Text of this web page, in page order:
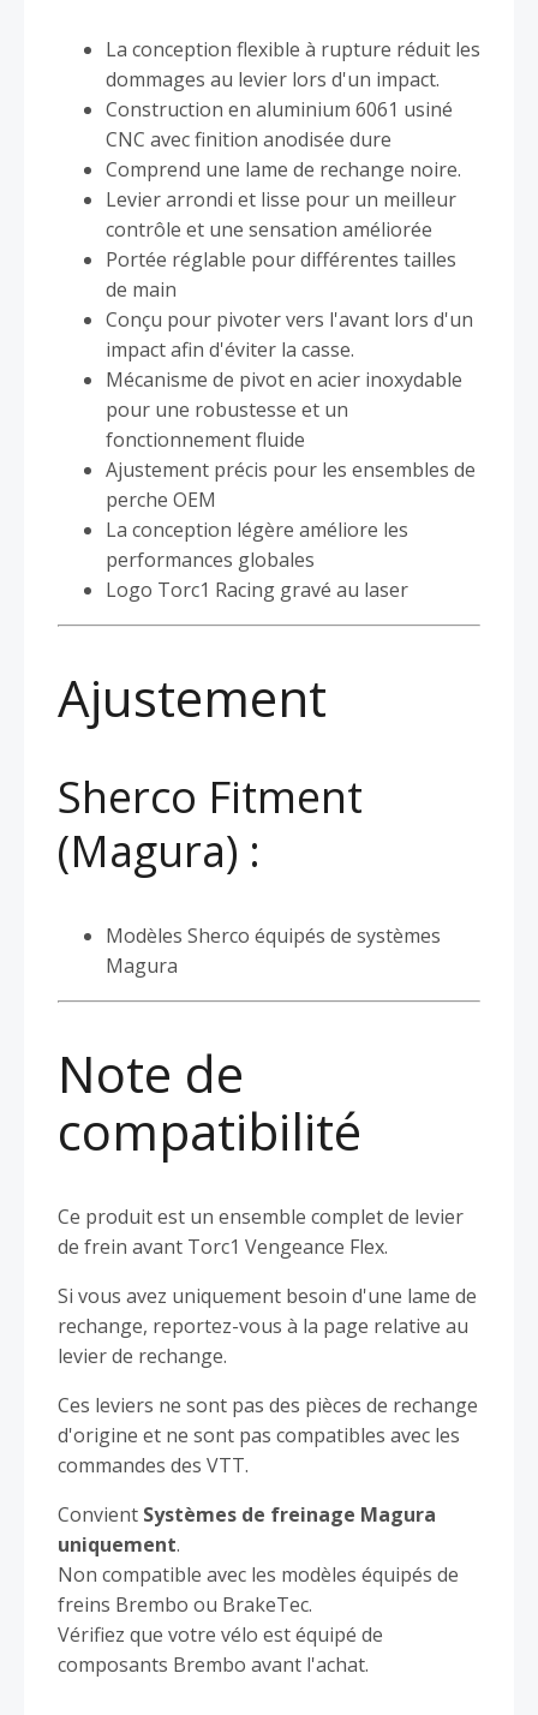
La conception flexible à rupture réduit les
dommages au levier lors d'un impact.
Construction en aluminium 6061 usiné
CNC avec finition anodisée dure
Comprend une lame de rechange noire.
Levier arrondi et lisse pour un meilleur
contrôle et une sensation améliorée
Portée réglable pour différentes tailles
de main
Conçu pour pivoter vers l'avant lors d'un
impact afin d'éviter la casse.
Mécanisme de pivot en acier inoxydable
pour une robustesse et un
fonctionnement fluide
Ajustement précis pour les ensembles de
perche OEM
La conception légère améliore les
performances globales
Logo Torc1 Racing gravé au laser
Ajustement
Sherco Fitment
(Magura) :
Modèles Sherco équipés de systèmes
Magura
Note de
compatibilité
Ce produit est un ensemble complet de levier
de frein avant Torc1 Vengeance Flex.
Si vous avez uniquement besoin d'une lame de
rechange, reportez-vous à la page relative au
levier de rechange.
Ces leviers ne sont pas des pièces de rechange
d'origine et ne sont pas compatibles avec les
commandes des VTT.
Convient Systèmes de freinage Magura
uniquement.
Non compatible avec les modèles équipés de
freins Brembo ou BrakeTec.
Vérifiez que votre vélo est équipé de
composants Brembo avant l'achat.